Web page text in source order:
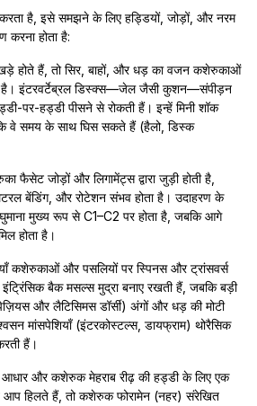
है, इसे समझने के लिए हड्डियों, जोड़ों, और नरम
होता है:
होते हैं, तो सिर, बाहों, और धड़ का वजन कशेरुकाओं
है। इंटरवर्टेब्रल डिस्क्स—जेल जैसी कुशन—संपीड़न
पर-हड्डी पीसने से रोकती हैं। इन्हें मिनी शॉक
वे समय के साथ घिस सकते हैं (हैलो, डिस्क
फैसेट जोड़ों और लिगामेंट्स द्वारा जुड़ी होती है,
बेंडिंग, और रोटेशन संभव होता है। उदाहरण के
मुख्य रूप से C1–C2 पर होता है, जबकि आगे
होता है।
कशेरुकाओं और पसलियों पर स्पिनस और ट्रांसवर्स
बैक मसल्स मुद्रा बनाए रखती हैं, जबकि बड़ी
और लैटिसिमस डॉर्सी) अंगों और धड़ की मोटी
मांसपेशियाँ (इंटरकोस्टल्स, डायफ्राम) थोरैसिक
हैं।
आधार और कशेरुक मेहराब रीढ़ की हड्डी के लिए एक
आप हिलते हैं, तो कशेरुक फोरामेन (नहर) संरेखित